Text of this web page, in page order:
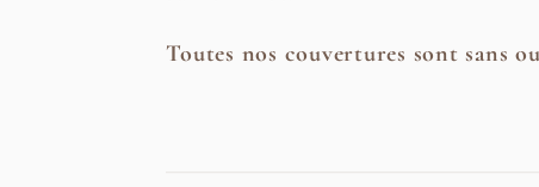
Toutes nos couvertures sont sans